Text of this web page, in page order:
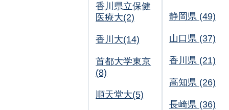
香川県立保健
医療大(2)
香川大(14)
首都大学東京
(8)
順天堂大(5)
静岡県 (49)
山口県 (37)
香川県 (21)
高知県 (26)
長崎県 (36)